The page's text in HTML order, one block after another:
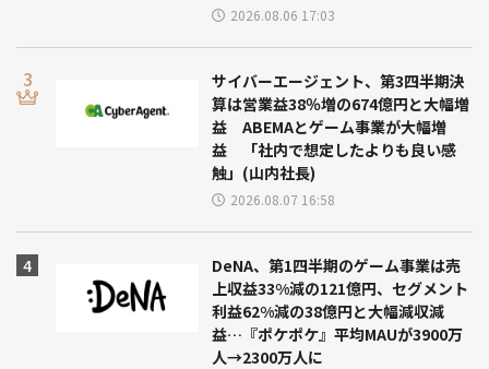
2026.08.06 17:03
サイバーエージェント、第3四半期決
算は営業益38％増の674億円と大幅増
益 ABEMAとゲーム事業が大幅増
益 「社内で想定したよりも良い感
触」(山内社長)
2026.08.07 16:58
DeNA、第1四半期のゲーム事業は売
上収益33%減の121億円、セグメント
利益62%減の38億円と大幅減収減
益…『ポケポケ』平均MAUが3900万
人→2300万人に